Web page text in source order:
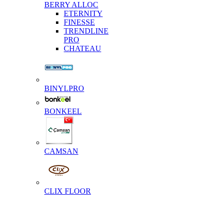
BERRY ALLOC
ETERNITY
FINESSE
TRENDLINE
PRO
CHATEAU
BINYLPRO
BONKEEL
CAMSAN
CLIX FLOOR